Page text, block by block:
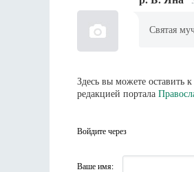
Святая
Здесь вы можете оставить
редакцией портала
Войдите через
Ваше имя: